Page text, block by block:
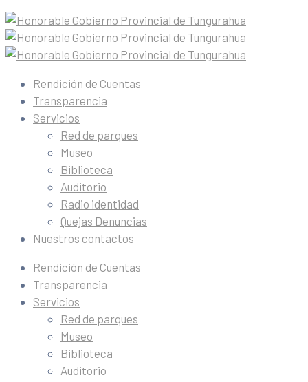
Rendición de Cuentas
Transparencia
Servicios
Red de parques
Museo
Biblioteca
Auditorio
Radio identidad
Quejas Denuncias
Nuestros contactos
Rendición de Cuentas
Transparencia
Servicios
Red de parques
Museo
Biblioteca
Auditorio